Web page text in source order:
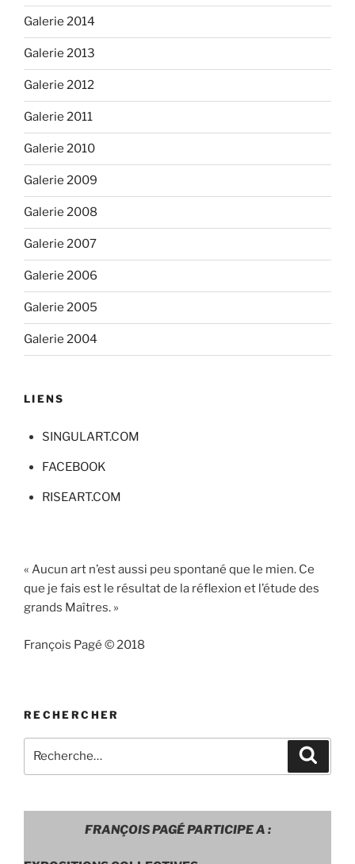
Galerie 2014
Galerie 2013
Galerie 2012
Galerie 2011
Galerie 2010
Galerie 2009
Galerie 2008
Galerie 2007
Galerie 2006
Galerie 2005
Galerie 2004
LIENS
SINGULART.COM
FACEBOOK
RISEART.COM
« Aucun art n’est aussi peu spontané que le mien. Ce
que je fais est le résultat de la réflexion et l’étude des
grands Maîtres. »
François Pagé © 2018
RECHERCHER
pour
FRANÇOIS PAGÉ PARTICIPE A :